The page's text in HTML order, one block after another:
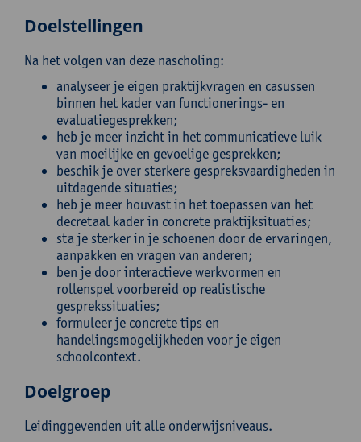
Doelstellingen
Na het volgen van deze nascholing:
analyseer je eigen praktijkvragen en casussen
binnen het kader van functionerings- en
evaluatiegesprekken;
heb je meer inzicht in het communicatieve luik
van moeilijke en gevoelige gesprekken;
beschik je over sterkere gespreksvaardigheden in
uitdagende situaties;
heb je meer houvast in het toepassen van het
decretaal kader in concrete praktijksituaties;
sta je sterker in je schoenen door de ervaringen,
aanpakken en vragen van anderen;
ben je door interactieve werkvormen en
rollenspel voorbereid op realistische
gesprekssituaties;
formuleer je concrete tips en
handelingsmogelijkheden voor je eigen
schoolcontext.
Doelgroep
Leidinggevenden uit alle onderwijsniveaus.